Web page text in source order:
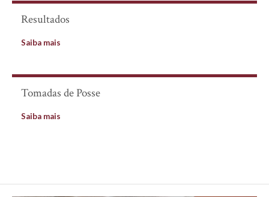
Resultados
Saiba mais
Tomadas de Posse
Saiba mais